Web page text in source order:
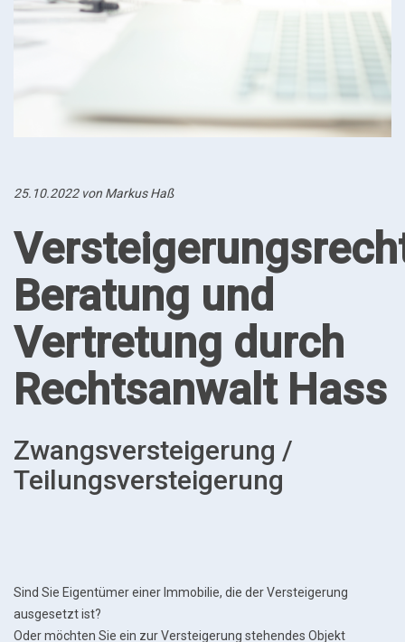
25.10.2022 von Markus Haß
Beratung und
Vertretung durch
Rechtsanwalt Hass
Zwangsversteigerung /
Teilungsversteigerung
Sind Sie Eigentümer einer Immobilie, die der Versteigerung
ausgesetzt ist?
Oder möchten Sie ein zur Versteigerung stehendes Objekt